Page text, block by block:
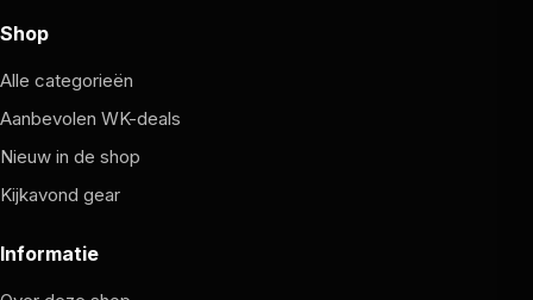
Shop
Alle categorieën
Aanbevolen WK-deals
Nieuw in de shop
Kijkavond gear
Informatie